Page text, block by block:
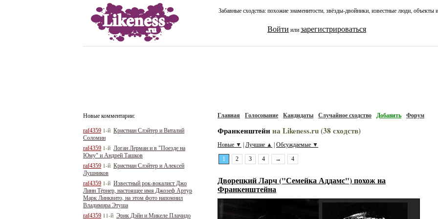
Забавные сходства: похожие знаменитости, звёзды-двойники, известные люди, объекты
Войти или зарегистрироваться
Новые комментарии:
raf4359 1-й Кристиан Слэйтер и Виталий
Соломин
raf4359 1-й Логан Лерман и в "Поезде на
Юму" и Андрей Ташков
raf4359 1-й Кристиан Слэйтер и Алексей
Лушников
raf4359 1-й Известный рок-вокалист Джо
Линн Тёрнер, настоящее имя Джозеф Артур
Марк Линквито, на этом фото напомнил
Владимира Этуша
raf4359 11-й Эрик Дэйн и Микеле Плачидо
Главная Голосование Кандидаты Случайное сходство Добавить Форум
Франкенштейнна Likeness.ru (38 сходств)
Новые ▼ Лучшие ▲ Обсуждаемые ▼
1 2 3 4 → 4
Дворецкий Ларч ("Семейка Аддамс") похож на
Франкенштейна